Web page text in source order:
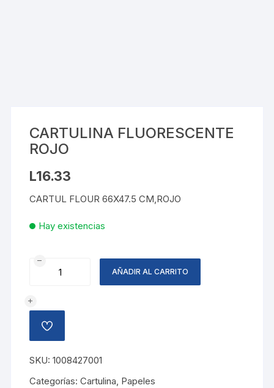
CARTULINA FLUORESCENTE
ROJO
L16.33
CARTUL FLOUR 66X47.5 CM,ROJO
Hay existencias
CARTULINA
FLUORESCENTE
cantidad
AÑADIR AL CARRITO
AÑADIR
A
LISTA
DE
DESEOS
SKU:1008427001
Categorías:Cartulina, Papeles